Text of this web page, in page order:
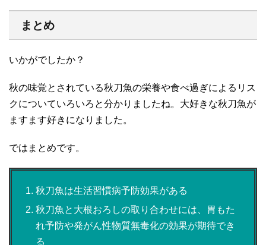
まとめ
いかがでしたか？
秋の味覚とされている秋刀魚の栄養や食べ過ぎによるリス
クについていろいろと分かりましたね。大好きな秋刀魚が
ますます好きになりました。
ではまとめです。
秋刀魚は生活習慣病予防効果がある
秋刀魚と大根おろしの取り合わせには、胃もた
れ予防や発がん性物質無毒化の効果が期待でき
る